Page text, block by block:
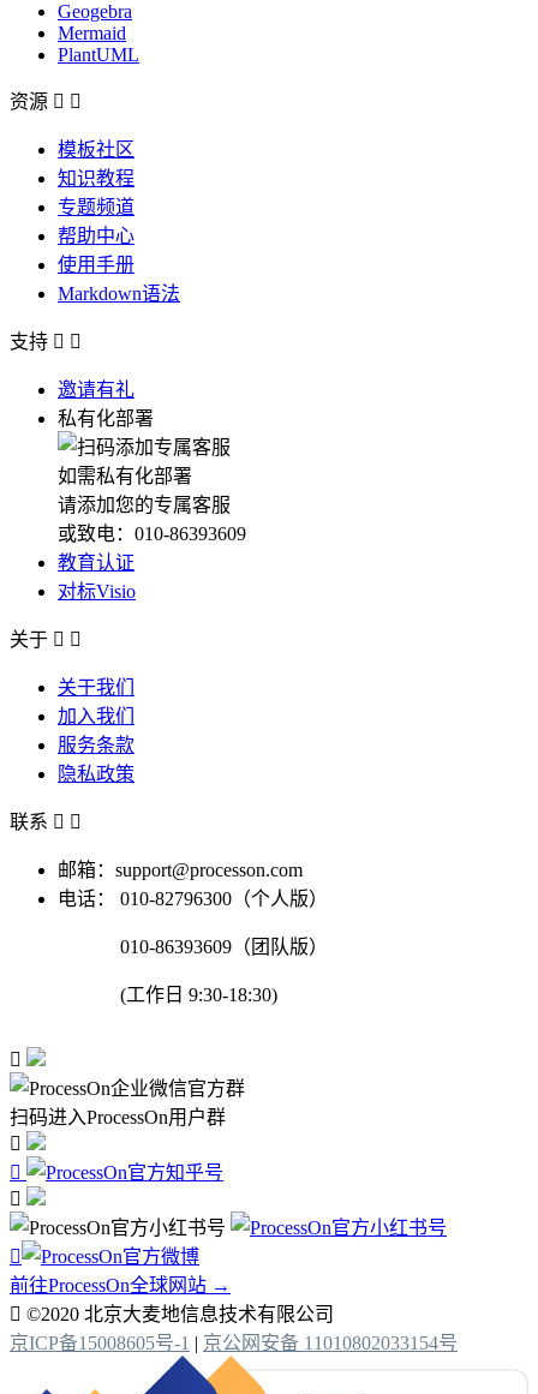
Geogebra
Mermaid
PlantUML
资源  
模板社区
知识教程
专题频道
帮助中心
使用手册
Markdown语法
支持  
邀请有礼
私有化部署
如需私有化部署
请添加您的专属客服
或致电：010-86393609
教育认证
对标Visio
关于  
关于我们
加入我们
服务条款
隐私政策
联系  
邮箱：support@processon.com
电话：
010-82796300（个人版）
010-86393609（团队版）
(工作日 9:30-18:30)

扫码进入ProcessOn用户群




前往ProcessOn全球网站 →
 ©2020 北京大麦地信息技术有限公司
京ICP备15008605号-1 | 京公网安备 11010802033154号